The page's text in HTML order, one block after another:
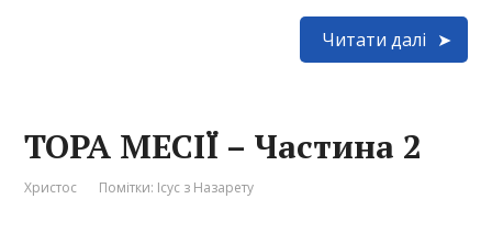
Читати далі
ТОРА МЕСІЇ – Частина 2
Христос Помітки: Ісус з Назарету